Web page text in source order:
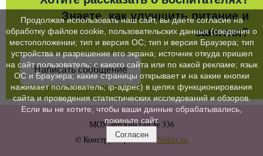
Знаете, как улучшить питание и
занятия?
Написать сообщение
МОУ детский сад № 336
© Конструктор сайтовNubex.ru
Продолжая использовать наш сайт, вы даете согласие на
обработку файлов cookie, пользовательских данных (сведения о
местоположении; тип и версия ОС; тип и версия Браузера; тип
устройства и разрешение его экрана; источник откуда пришел
на сайт пользователь; с какого сайта или по какой рекламе; язык
ОС и Браузера; какие страницы открывает и на какие кнопки
нажимает пользователь; ip-адрес) в целях функционирования
сайта и проведения статистических исследований и обзоров.
Если вы не хотите, чтобы ваши данные обрабатывались,
покиньте сайт.
Согласен